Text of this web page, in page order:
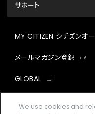
サポート
MY CITIZEN シチズンオ
メールマガジン登録
GLOBAL
We use cookies and